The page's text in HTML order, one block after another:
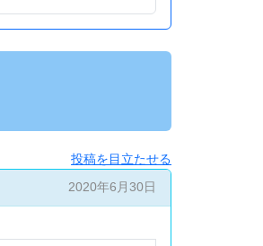
投稿を目立たせる
2020年6月30日